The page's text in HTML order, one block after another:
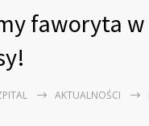
faworyta
AKTUALNOŚCI